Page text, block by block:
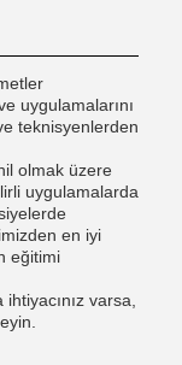
uygulamalarını
teknisyenlerden
olmak üzere
uygulamalarda
en iyi
eğitimi
varsa,